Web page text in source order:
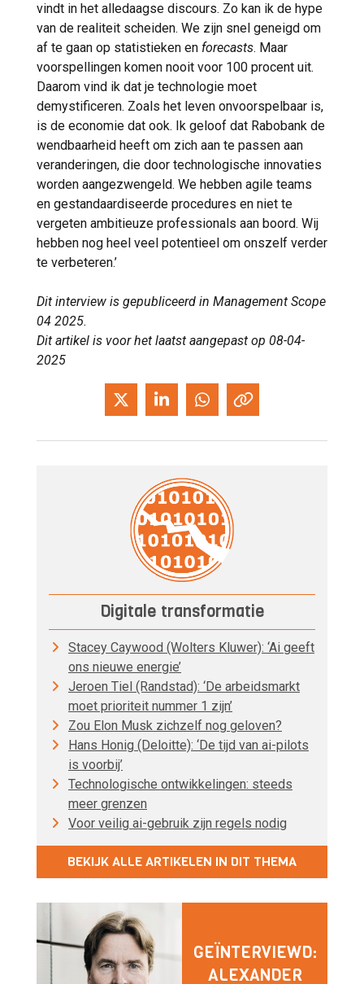
vindt in het alledaagse discours. Zo kan ik de hype
van de realiteit scheiden. We zijn snel geneigd om
af te gaan op statistieken en forecasts. Maar
voorspellingen komen nooit voor 100 procent uit.
Daarom vind ik dat je technologie moet
demystificeren. Zoals het leven onvoorspelbaar is,
is de economie dat ook. Ik geloof dat Rabobank de
wendbaarheid heeft om zich aan te passen aan
veranderingen, die door technologische innovaties
worden aangezwengeld. We hebben agile teams
en gestandaardiseerde procedures en niet te
vergeten ambitieuze professionals aan boord. Wij
hebben nog heel veel potentieel om onszelf verder
te verbeteren.’
Dit interview is gepubliceerd in Management Scope
04 2025.
Dit artikel is voor het laatst aangepast op 08-04-
2025
Digitale transformatie
Stacey Caywood (Wolters Kluwer): ‘Ai geeft
ons nieuwe energie’
Jeroen Tiel (Randstad): ‘De arbeidsmarkt
moet prioriteit nummer 1 zijn’
Zou Elon Musk zichzelf nog geloven?
Hans Honig (Deloitte): ‘De tijd van ai-pilots
is voorbij’
Technologische ontwikkelingen: steeds
meer grenzen
Voor veilig ai-gebruik zijn regels nodig
BEKIJK ALLE ARTIKELEN IN DIT THEMA
GEÏNTERVIEWD:
ALEXANDER